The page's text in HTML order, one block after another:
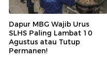
Dapur MBG Wajib Urus
SLHS Paling Lambat 10
Agustus atau Tutup
Permanen!